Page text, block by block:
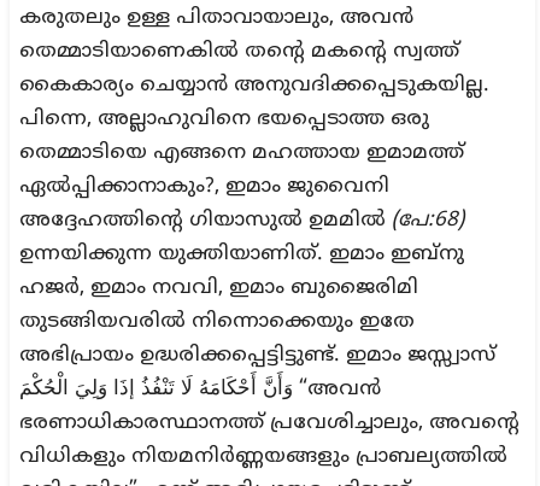
കരുതലും ഉള്ള പിതാവായാലും, അവൻ
തെമ്മാടിയാണെകിൽ തന്റെ മകന്റെ സ്വത്ത്
കൈകാര്യം ചെയ്യാൻ അനുവദിക്കപ്പെടുകയില്ല.
പിന്നെ, അല്ലാഹുവിനെ ഭയപ്പെടാത്ത ഒരു
തെമ്മാടിയെ എങ്ങനെ മഹത്തായ ഇമാമത്ത്
ഏൽപ്പിക്കാനാകും?, ഇമാം ജുവൈനി
അദ്ദേഹത്തിന്റെ ഗിയാസുൽ ഉമമിൽ (പേ:68)
ഉന്നയിക്കുന്ന യുക്തിയാണിത്. ഇമാം ഇബ്നു
ഹജർ, ഇമാം നവവി, ഇമാം ബുജൈരിമി
തുടങ്ങിയവരിൽ നിന്നൊക്കെയും ഇതേ
അഭിപ്രായം ഉദ്ധരിക്കപ്പെട്ടിട്ടുണ്ട്. ഇമാം ജസ്സ്വാസ്
وَأَنَّ أَحْكَامَهُ لَا تَنْفُذُ إذَا وَلِيَ الْحُكْمَ “അവൻ
ഭരണാധികാരസ്ഥാനത്ത് പ്രവേശിച്ചാലും, അവന്റെ
വിധികളും നിയമനിർണ്ണയങ്ങളും പ്രാബല്യത്തിൽ